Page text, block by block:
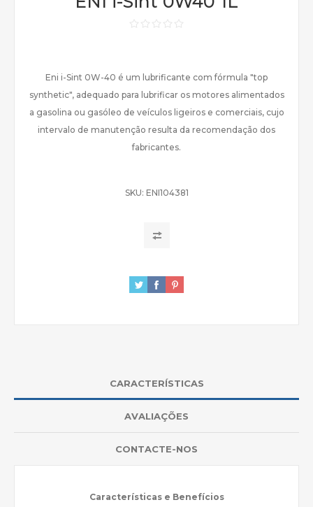
Eni i-Sint 0W-40 é um lubrificante com fórmula "top
synthetic", adequado para lubrificar os motores alimentados
a gasolina ou gasóleo de veículos ligeiros e comerciais, cujo
intervalo de manutenção resulta da recomendação dos
fabricantes.
SKU: ENI104381
CARACTERÍSTICAS
AVALIAÇÕES
CONTACTE-NOS
Características e Benefícios